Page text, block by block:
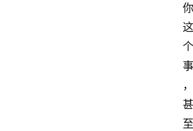
你
这
个
事
，
甚
至